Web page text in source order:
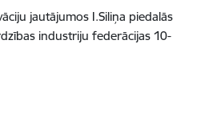
jautājumos I.Siliņa piedalās
industriju federācijas 10-